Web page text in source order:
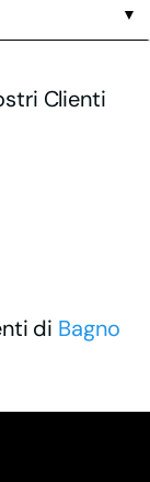
▼
Clienti
di Bagno